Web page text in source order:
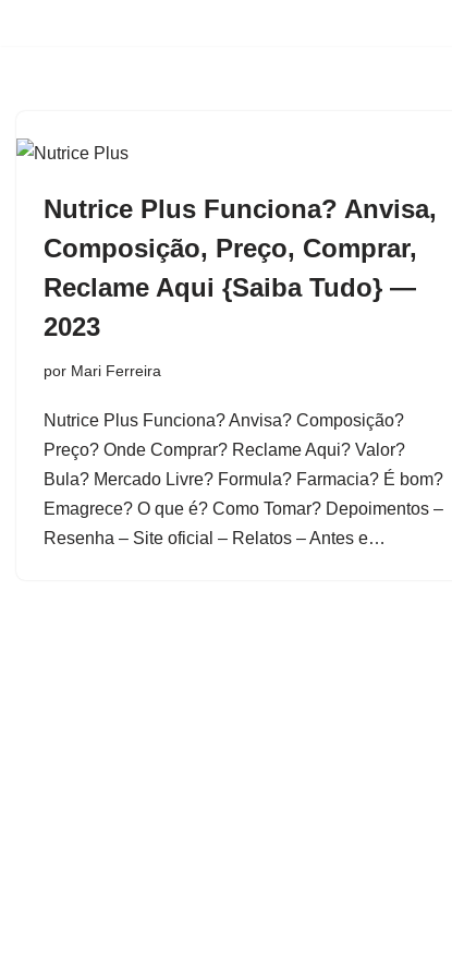
conteúdo
Nutrice Plus Funciona? Anvisa,
Composição, Preço, Comprar,
Reclame Aqui {Saiba Tudo} —
2023
por Mari Ferreira
Nutrice Plus Funciona? Anvisa? Composição?
Preço? Onde Comprar? Reclame Aqui? Valor?
Bula? Mercado Livre? Formula? Farmacia? É bom?
Emagrece? O que é? Como Tomar? Depoimentos –
Resenha – Site oficial – Relatos – Antes e…